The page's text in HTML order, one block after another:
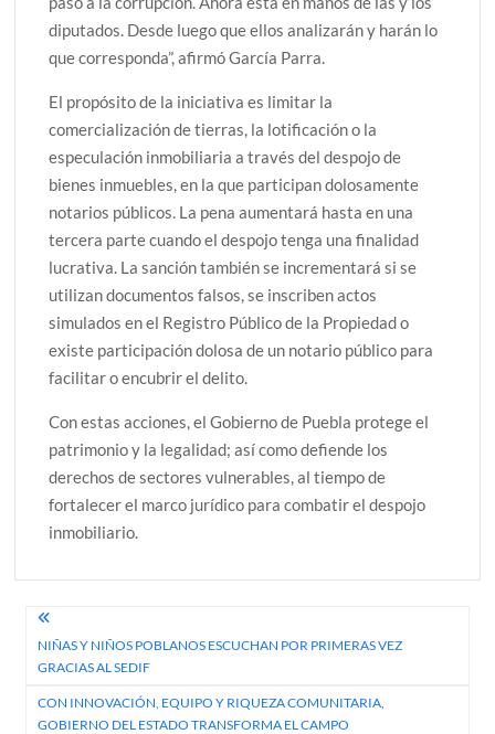
diputados. Desde luego que ellos analizarán y harán lo
que corresponda”, afirmó García Parra.
El propósito de la iniciativa es limitar la
comercialización de tierras, la lotificación o la
especulación inmobiliaria a través del despojo de
bienes inmuebles, en la que participan dolosamente
notarios públicos. La pena aumentará hasta en una
tercera parte cuando el despojo tenga una finalidad
lucrativa. La sanción también se incrementará si se
utilizan documentos falsos, se inscriben actos
simulados en el Registro Público de la Propiedad o
existe participación dolosa de un notario público para
facilitar o encubrir el delito.
Con estas acciones, el Gobierno de Puebla protege el
patrimonio y la legalidad; así como defiende los
derechos de sectores vulnerables, al tiempo de
fortalecer el marco jurídico para combatir el despojo
inmobiliario.
Navegación
de
entradas
NIÑAS Y NIÑOS POBLANOS ESCUCHAN POR PRIMERAS VEZ
GRACIAS AL SEDIF
CON INNOVACIÓN, EQUIPO Y RIQUEZA COMUNITARIA,
GOBIERNO DEL ESTADO TRANSFORMA EL CAMPO